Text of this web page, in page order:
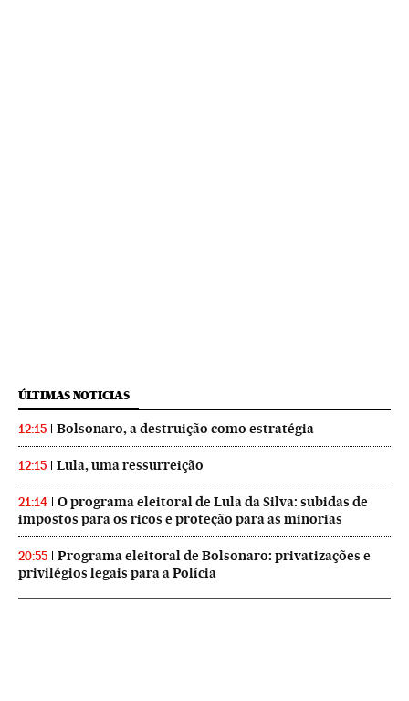
ÚLTIMAS NOTICIAS
12:15 Bolsonaro, a destruição como estratégia
12:15 Lula, uma ressurreição
21:14
O programa eleitoral de Lula da Silva: subidas de
impostos para os ricos e proteção para as minorias
20:55
Programa eleitoral de Bolsonaro: privatizações e
privilégios legais para a Polícia